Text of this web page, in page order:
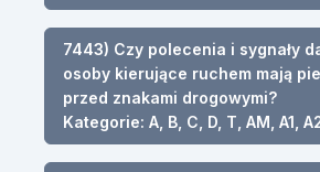
7443) Czy polecenia i sygnały
osoby kierujące ruchem mają
przed znakami drogowymi?
Kategorie: A, B, C, D, T, AM, A1,